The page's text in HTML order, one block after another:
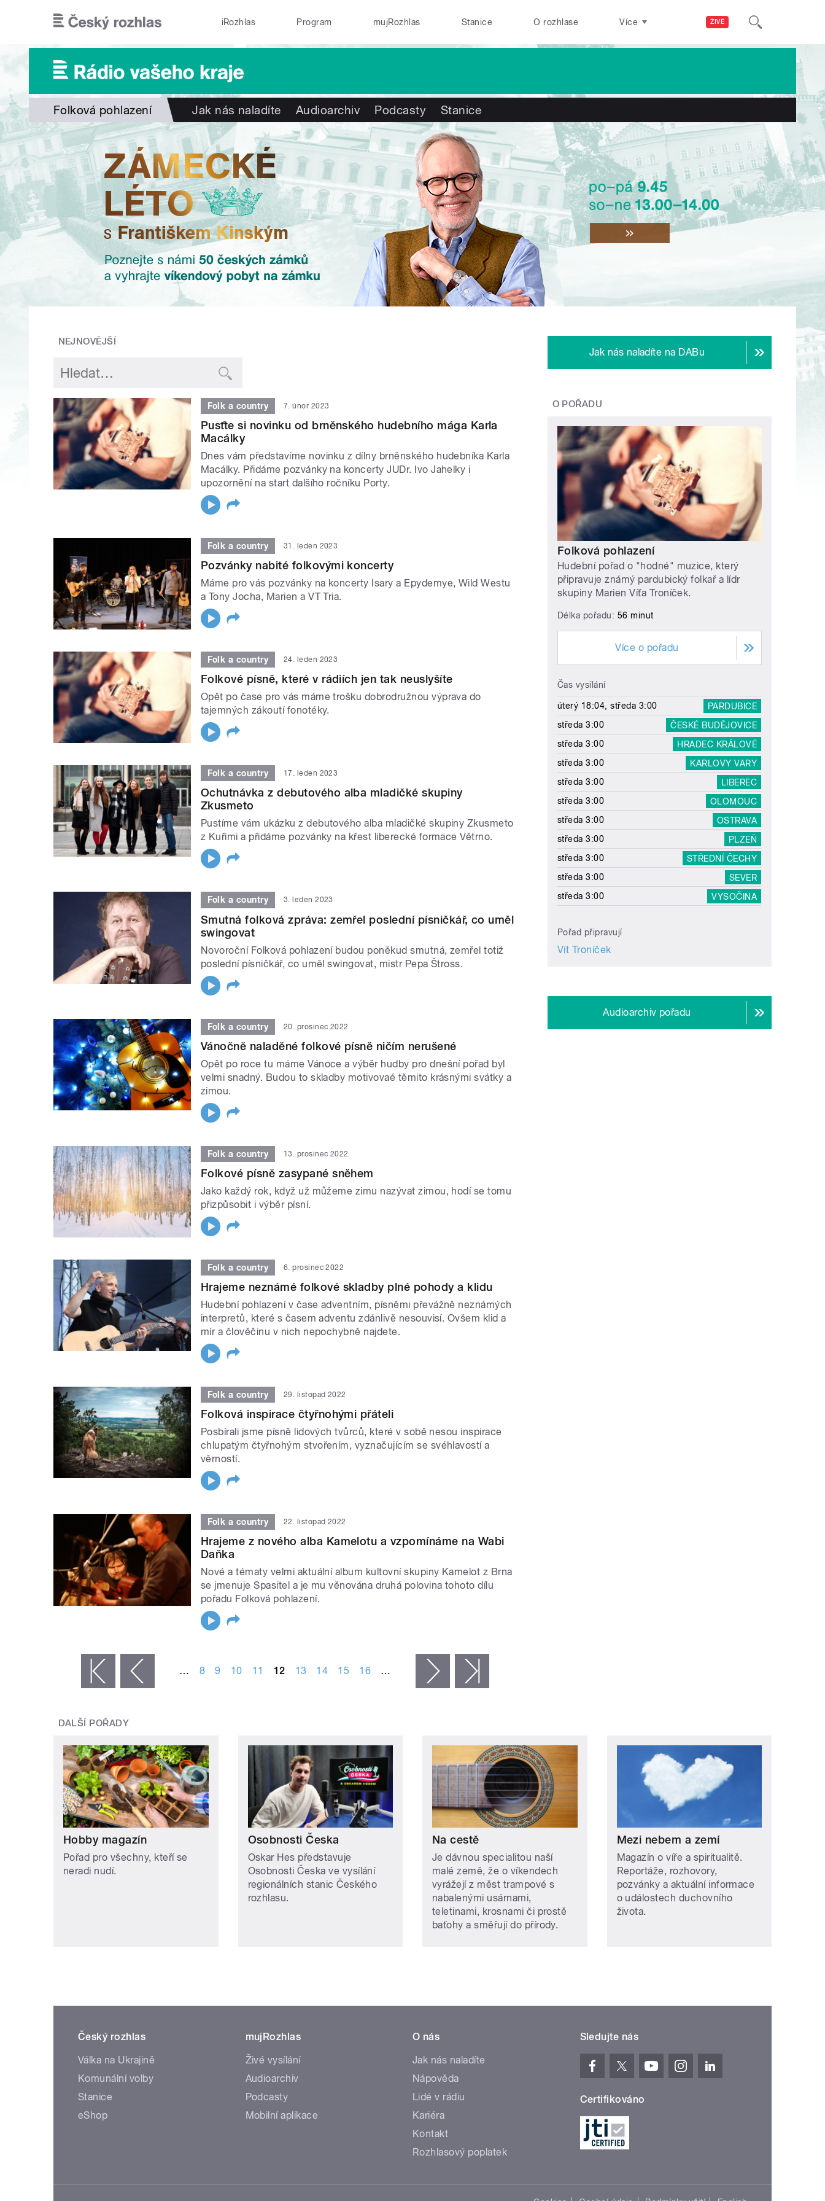
ŽIVĚ
iRozhlas Program mujRozhlas Stanice O rozhlase Více
Folková pohlazení Jak nás naladíte Audioarchiv Podcasty Stanice
NEJNOVĚJŠÍ
Folk a country 7. únor 2023
Pusťte si novinku od brněnského hudebního mága Karla
Macálky
Dnes vám představíme novinku z dílny brněnského hudebníka Karla
Macálky. Přidáme pozvánky na koncerty JUDr. Ivo Jahelky i
upozornění na start dalšího ročníku Porty.
Folk a country 31. leden 2023
Pozvánky nabité folkovými koncerty
Máme pro vás pozvánky na koncerty Isary a Epydemye, Wild Westu
a Tony Jocha, Marien a VT Tria.
Folk a country 24. leden 2023
Folkové písně, které v rádiích jen tak neuslyšíte
Opět po čase pro vás máme trošku dobrodružnou výprava do
tajemných zákoutí fonotéky.
Folk a country 17. leden 2023
Ochutnávka z debutového alba mladičké skupiny
Zkusmeto
Pustíme vám ukázku z debutového alba mladičké skupiny Zkusmeto
z Kuřimi a přidáme pozvánky na křest liberecké formace Větrno.
Folk a country 3. leden 2023
Smutná folková zpráva: zemřel poslední písničkář, co uměl
swingovat
Novoroční Folková pohlazení budou poněkud smutná, zemřel totiž
poslední písničkář, co uměl swingovat, mistr Pepa Štross.
Folk a country 20. prosinec 2022
Vánočně naladěné folkové písně ničím nerušené
Opět po roce tu máme Vánoce a výběr hudby pro dnešní pořad byl
velmi snadný. Budou to skladby motivovaé těmito krásnými svátky a
zimou.
Folk a country 13. prosinec 2022
Folkové písně zasypané sněhem
Jako každý rok, když už můžeme zimu nazývat zimou, hodí se tomu
přizpůsobit i výběr písní.
Folk a country 6. prosinec 2022
Hrajeme neznámé folkové skladby plné pohody a klidu
Hudební pohlazení v čase adventním, písněmi převážně neznámých
interpretů, které s časem adventu zdánlivě nesouvisí. Ovšem klid a
mír a člověčinu v nich nepochybně najdete.
Folk a country 29. listopad 2022
Folková inspirace čtyřnohými přáteli
Posbírali jsme písně lidových tvůrců, které v sobě nesou inspirace
chlupatým čtyřnohým stvořením, vyznačujícím se svéhlavostí a
věrností.
Folk a country 22. listopad 2022
Hrajeme z nového alba Kamelotu a vzpomínáme na Wabi
Daňka
Nové a tématy velmi aktuální album kultovní skupiny Kamelot z Brna
se jmenuje Spasitel a je mu věnována druhá polovina tohoto dílu
pořadu Folková pohlazení.
‹ předchozí … 8 9 10 11 12 13 14 15 16 … následující ›
Jak nás naladíte na DABu
O POŘADU
Folková pohlazení
Hudební pořad o "hodné" muzice, který
připravuje známý pardubický folkař a lídr
skupiny Marien Víťa Troníček.
Délka pořadu: 56 minut
Více o pořadu
Čas vysílání
úterý 18:04, středa 3:00
PARDUBICE
středa 3:00
ČESKÉ BUDĚJOVICE
středa 3:00
HRADEC KRÁLOVÉ
středa 3:00
KARLOVY VARY
středa 3:00
LIBEREC
středa 3:00
OLOMOUC
středa 3:00
OSTRAVA
středa 3:00
PLZEŇ
středa 3:00
STŘEDNÍ ČECHY
středa 3:00
SEVER
středa 3:00
VYSOČINA
Pořad připravují
Vít Troníček
Audioarchiv pořadu
DALŠÍ POŘADY
Hobby magazín
Pořad pro všechny, kteří se
neradi nudí.
Osobnosti Česka
Oskar Hes představuje
Osobnosti Česka ve vysílání
regionálních stanic Českého
rozhlasu.
Na cestě
Je dávnou specialitou naší
malé země, že o víkendech
vyrážejí z měst trampové s
nabalenými usárnami,
teletinami, krosnami či prostě
baťohy a směřují do přírody.
Mezi nebem a zemí
Magazín o víře a spiritualitě.
Reportáže, rozhovory,
pozvánky a aktuální informace
o událostech duchovního
života.
Český rozhlas
Válka na Ukrajině
Komunální volby
Stanice
eShop
mujRozhlas
Živé vysílání
Audioarchiv
Podcasty
Mobilní aplikace
O nás
Jak nás naladíte
Nápověda
Lidé v rádiu
Kariéra
Kontakt
Rozhlasový poplatek
Sledujte nás
Certifikováno